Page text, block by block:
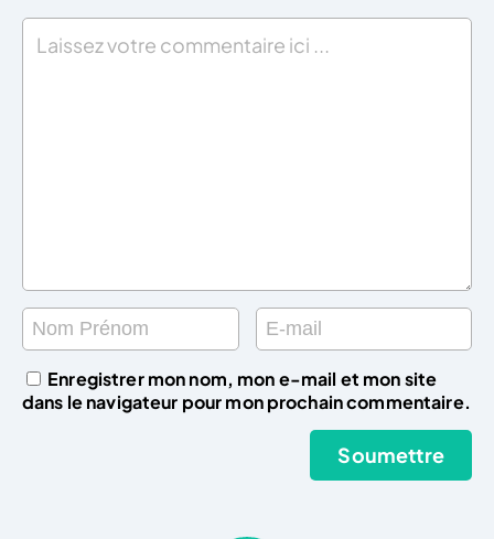
Enregistrer mon nom, mon e-mail et mon site
dans le navigateur pour mon prochain commentaire.